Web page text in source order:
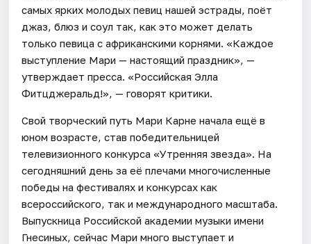
самых ярких молодых певиц нашей эстрады, поёт
джаз, блюз и соул так, как это может делать
только певица с африканскими корнями. «Каждое
выступление Мари — настоящий праздник», —
утверждает пресса. «Российская Элла
Фитцджеральд!», — говорят критики.
Свой творческий путь Мари Карне начала ещё в
юном возрасте, став победительницей
телевизионного конкурса «Утренняя звезда». На
сегодняшний день за её плечами многочисленные
победы на фестивалях и конкурсах как
всероссийского, так и международного масштаба.
Выпускница Российской академии музыки имени
Гнесиных, сейчас Мари много выступает и